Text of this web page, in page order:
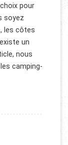
pour
soyez
les côtes
un
nous
camping-
CAMPING-CAR EN